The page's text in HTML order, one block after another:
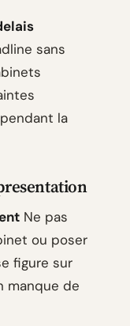
sans
la
Ne pas
ou poser
figure sur
manque de